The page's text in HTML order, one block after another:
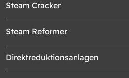
Steam Cracker
Steam Reformer
Direktreduktionsanlagen